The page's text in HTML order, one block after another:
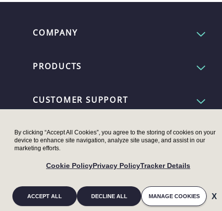
By clicking “Accept All Cookies”, you agree to the storing of cookies on your
device to enhance site navigation, analyze site usage, and assist in our
marketing efforts.
Cookie PolicyPrivacy PolicyTracker Details
ACCEPT ALL DECLINE ALL MANAGE COOKIES
COMPANY
PRODUCTS
CUSTOMER SUPPORT
CAREERS
INVESTORS
NEWSROOM